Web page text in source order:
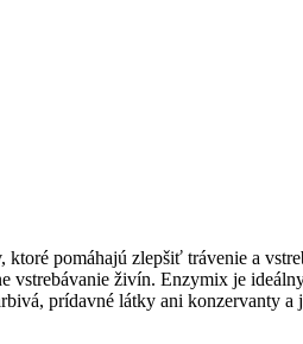
pomáhajú zlepšiť trávenie a
vstrebávanie živín. Enzymix je
prídavné látky ani konzervanty a